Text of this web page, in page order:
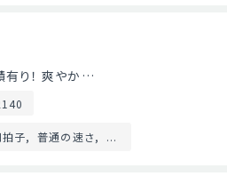
有り！ 爽やか…
拍子 普通の速さ ...